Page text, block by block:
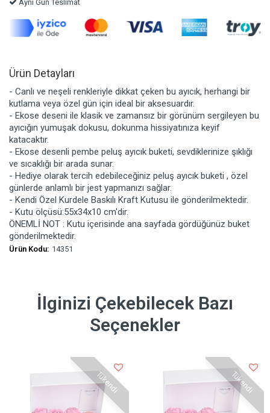
Aynı Gün Teslimat
Ürün Detayları
- Canlı ve neşeli renkleriyle dikkat çeken bu ayıcık, herhangi bir
kutlama veya özel gün için ideal bir aksesuardır.
- Ekose deseni ile klasik ve zamansız bir görünüm sergileyen bu
ayıcığın yumuşak dokusu, dokunma hissiyatınıza keyif
katacaktır.
- Ekose desenli pembe peluş ayıcık buketi, sevdiklerinize şıklığı
ve sıcaklığı bir arada sunar.
- Hediye olarak tercih edebileceğiniz peluş ayıcık buketi , özel
günlerde anlamlı bir jest yapmanızı sağlar.
- Kendi Özel Kurdele Baskılı Kraft Kutusu ile gönderilmektedir.
- Kutu ölçüsü:55x34x10 cm'dir.
ÖNEMLİ NOT : Kutu içerisinde ana sayfada gördüğünüz buket
gönderilmektedir.
Ürün Kodu: 14351
İlginizi Çekebilecek Bazı
Seçenekler
Tükendi Tükendi